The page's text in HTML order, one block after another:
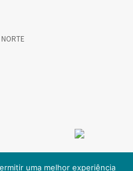
uma melhor experiência